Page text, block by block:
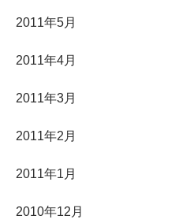
2011年5月
2011年4月
2011年3月
2011年2月
2011年1月
2010年12月